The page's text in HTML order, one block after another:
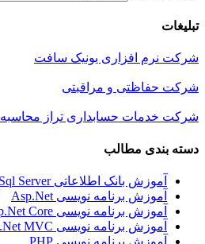
تبلیغات
شرکت نرم افزاری یونیک سافت
شرکت حفاظتی و مراقبتی
شرکت خدمات حسابداری تراز محاسبه
دسته بندی مطالب
آموزش بانک اطلاعاتی Sql Server
آموزش برنامه نویسی Asp.Net
آموزش برنامه نویسی Asp.Net Core
آموزش برنامه نویسی Asp.Net MVC
آموزش برنامه نویسی PHP